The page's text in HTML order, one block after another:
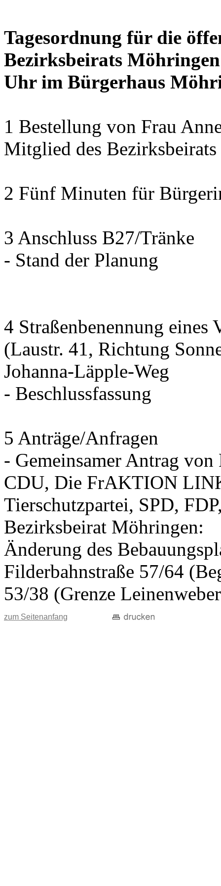
Tagesordnung für die
Bezirksbeirats
Uhr im Bürgerhaus
1 Bestellung von Frau
Mitglied des
2 Fünf Minuten für
3 Anschluss B27/Tränke
- Stand der Planung
4 Straßenbenennung eines
(Laustr. 41, Richtung
Johanna-Läpple-Weg
- Beschlussfassung
5 Anträge/Anfragen
- Gemeinsamer Antrag
CDU, Die FrAKTION
Tierschutzpartei, SPD,
Bezirksbeirat Möhringen:
Änderung des
Filderbahnstraße 57/64
53/38 (Grenze
zum Seitenanfang